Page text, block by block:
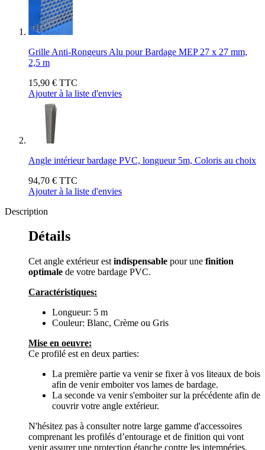
Grille Anti-Rongeurs Alu pour Bardage MEP 27 x 27 mm,
2,5 m
15,90 € TTC
Ajouter à la liste d'envies
Angle intérieur bardage PVC, longueur 5m, Coloris au choix
94,70 € TTC
Ajouter à la liste d'envies
Description
Détails
Cet angle extérieur est indispensable pour une finition
optimale de votre bardage PVC.
Caractéristiques:
Longueur: 5 m
Couleur: Blanc, Crème ou Gris
Mise en oeuvre:
Ce profilé est en deux parties:
La première partie va venir se fixer à vos liteaux de bois
afin de venir emboiter vos lames de bardage.
La seconde va venir s'emboiter sur la précédente afin de
couvrir votre angle extérieur.
N'hésitez pas à consulter notre large gamme d'accessoires
comprenant les profilés d’entourage et de finition qui vont
venir assurer une protection étanche contre les intempéries.